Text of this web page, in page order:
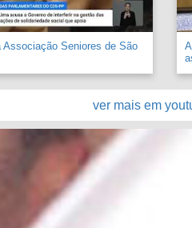
Associação Seniores de São
ver mais em